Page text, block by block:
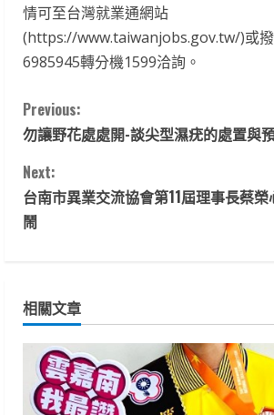
情可至台灣就業通網站
(https://www.taiwanjobs.gov.tw/)或
6985945轉分機1599洽詢。
C
o
n
t
n
u
e
Previous:
勿讓野花處處開-談尖型濕疣的處置與
Next:
台南市異業交流協會第11屆理事長蔡
鬧
相關文章